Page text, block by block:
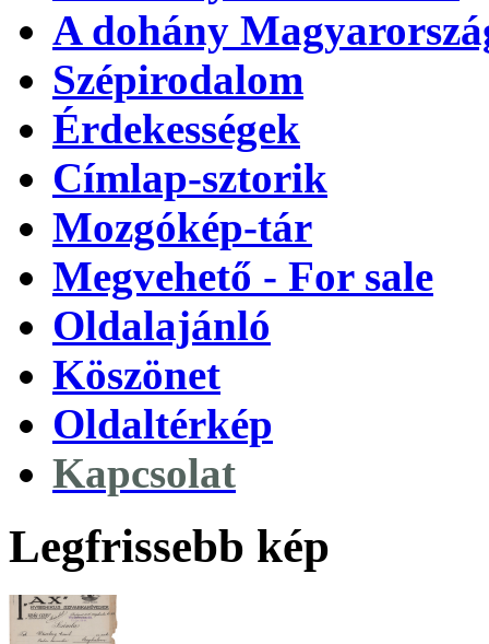
A dohány
Szépirodalom
Érdekességek
Címlap-sztorik
Mozgókép-tár
Megvehető - For sale
Oldalajánló
Köszönet
Oldaltérkép
Kapcsolat
Legfrissebb kép